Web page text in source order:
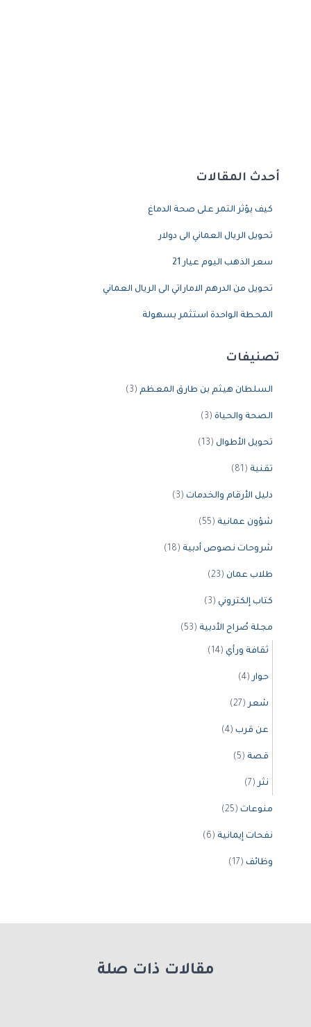
أحدث المقالات
كيف يؤثر التمر على صحة الدماغ
تحويل الريال العماني الى دولار
سعر الذهب اليوم عيار 21
تحويل من الدرهم الاماراتي الى الريال العماني
المحطة الواحدة استثمر بسهولة
تصنيفات
السلطان هيثم بن طارق المعظم (3)
الصحة والحياة (3)
تحويل الأطوال (13)
تقنية (81)
دليل الأرقام والخدمات (3)
شؤون عمانية (55)
شروحات نصوص أدبية (18)
طلاب عمان (23)
كتاب إلكتروني (3)
مجلة صُراح الأدبية (53)
ثقافة ورأي (14)
حوار(4)
شعر(27)
عن قرب (4)
قصة (5)
نثر(7)
منوعات (25)
نفحات إيمانية (6)
وظائف (17)
مقالات ذات صلة